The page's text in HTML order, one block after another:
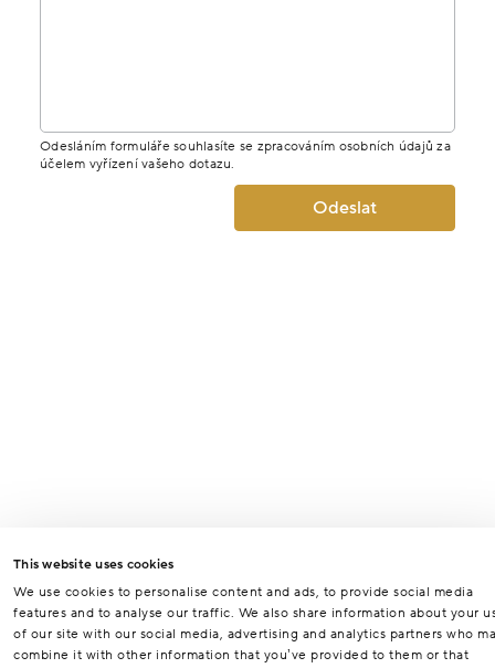
This website uses cookies
We use cookies to personalise content and ads, to provide social media
features and to analyse our traffic. We also share information about your
of our site with our social media, advertising and analytics partners who
combine it with other information that you’ve provided to them or that
Odesláním formuláře souhlasíte se zpracováním osobních údajů za
účelem vyřízení vašeho dotazu.
Odeslat